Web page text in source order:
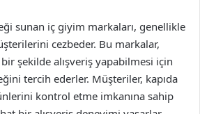
sunan iç giyim markaları, genellikle
cezbeder. Bu markalar,
bir şekilde alışveriş yapabilmesi için
tercih ederler. Müşteriler, kapıda
kontrol etme imkanına sahip